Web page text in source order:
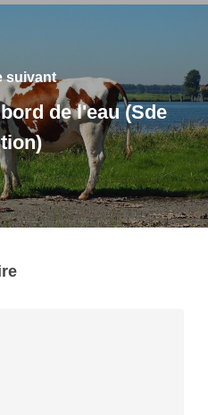
suivant
de l'eau (Sde